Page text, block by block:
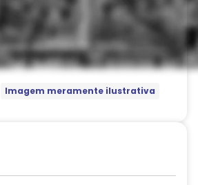
Imagem meramente ilustrativa